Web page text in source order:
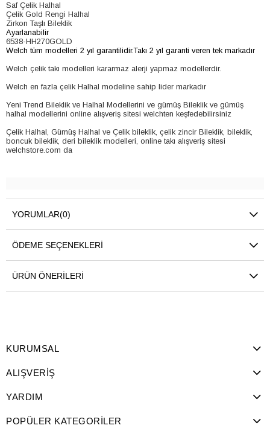
Saf Çelik Halhal
Çelik Gold Rengi Halhal
Zirkon Taşlı Bileklik
Ayarlanabilir
6538-HH270GOLD
Welch tüm modelleri 2 yıl garantilidir.Takı 2 yıl garanti veren tek markadır
Welch çelik takı modelleri kararmaz alerji yapmaz modellerdir.
Welch en fazla çelik Halhal modeline sahip lider markadır
Yeni Trend Bileklik ve Halhal Modellerini ve gümüş Bileklik ve gümüş
halhal modellerini online alışveriş sitesi welchten keşfedebilirsiniz
Çelik Halhal, Gümüş Halhal ve Çelik bileklik, çelik zincir Bileklik, bileklik,
boncuk bileklik, deri bileklik modelleri, online takı alışveriş sitesi
welchstore.com da
YORUMLAR(0)
ÖDEME SEÇENEKLERI
ÜRÜN ÖNERILERI
KURUMSAL
ALIŞVERİŞ
YARDIM
POPÜLER KATEGORİLER